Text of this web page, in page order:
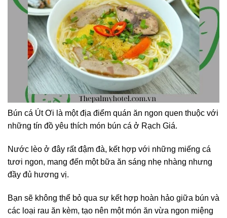
Bún cá Út Ơi là một địa điểm quán ăn ngon quen thuộc với
những tín đồ yêu thích món bún cá ở Rạch Giá.
Nước lèo ở đây rất đậm đà, kết hợp với những miếng cá
tươi ngon, mang đến một bữa ăn sáng nhẹ nhàng nhưng
đầy đủ hương vị.
Bạn sẽ không thể bỏ qua sự kết hợp hoàn hảo giữa bún và
các loại rau ăn kèm, tạo nên một món ăn vừa ngon miệng